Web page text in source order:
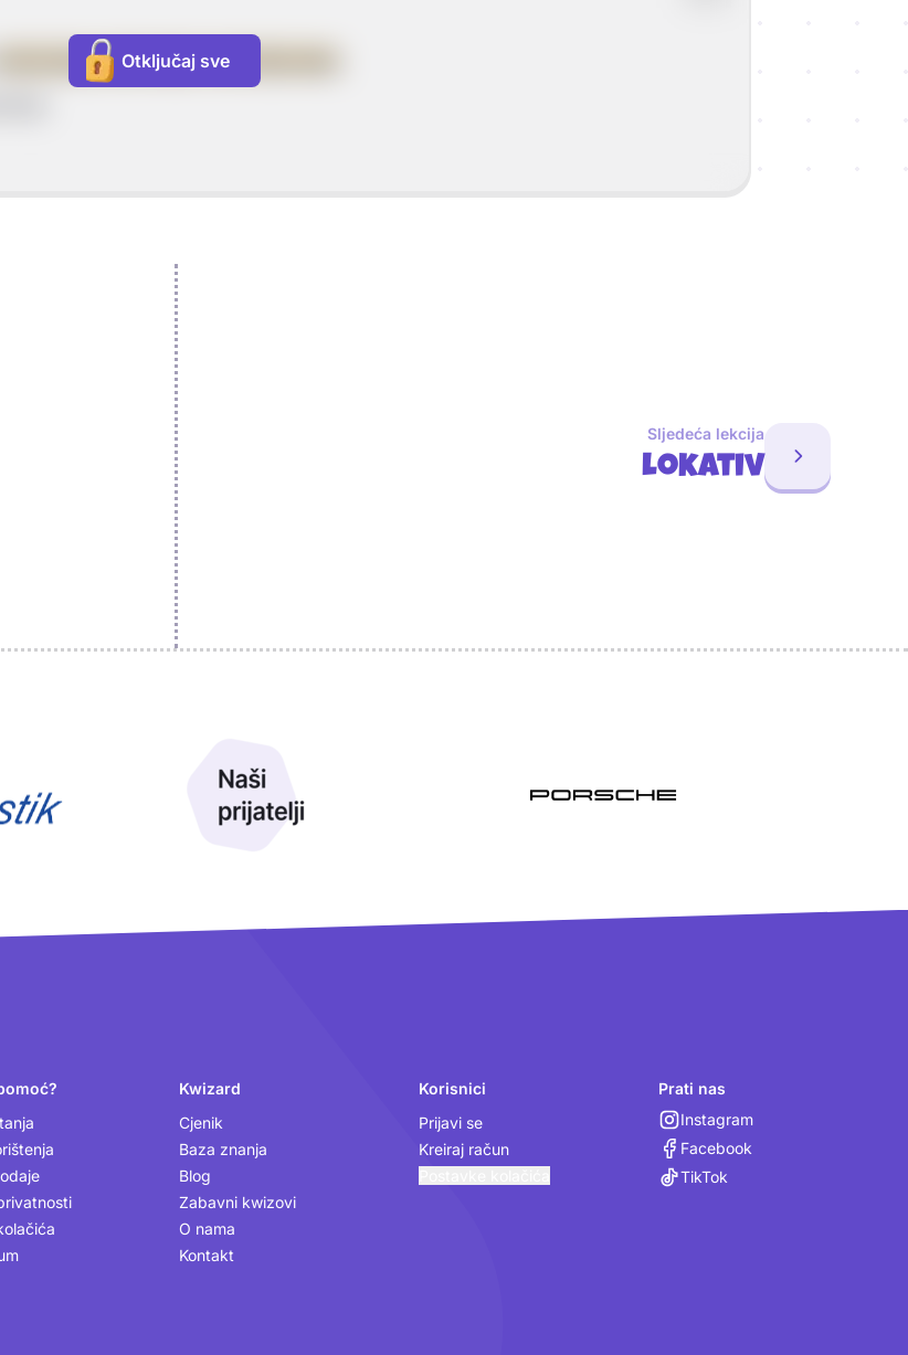
obraćanje, dozivanje i oslovljavanje
Otključaj sve
Sljedeća lekcija
Lokativ
Kwizard
Cjenik
Baza znanja
Blog
Zabavni kwizovi
O nama
Kontakt
Korisnici
Prijavi se
Kreiraj račun
Prati nas
Instagram
Facebook
TikTok